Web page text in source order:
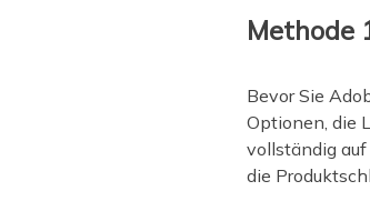
Methode
Bevor Sie
Optionen, die
vollständig
die